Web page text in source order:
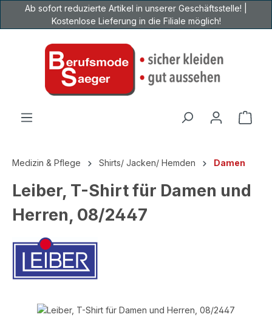
Zum Hauptinhalt springen
Ab sofort reduzierte Artikel in unserer Geschäftsstelle! |
Kostenlose Lieferung in die Filiale möglich!
Medizin & Pflege Shirts/ Jacken/ Hemden Damen
Leiber, T-Shirt für Damen und
Herren, 08/2447
Bildergalerie überspringen